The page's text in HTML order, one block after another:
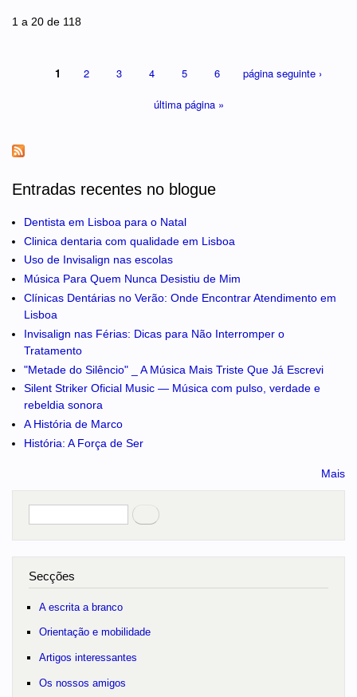
1 a 20 de 118
1 2 3 4 5 6 página seguinte ›
última página »
Entradas recentes no blogue
Dentista em Lisboa para o Natal
Clinica dentaria com qualidade em Lisboa
Uso de Invisalign nas escolas
Música Para Quem Nunca Desistiu de Mim
Clínicas Dentárias no Verão: Onde Encontrar Atendimento em
Lisboa
Invisalign nas Férias: Dicas para Não Interromper o
Tratamento
"Metade do Silêncio" _ A Música Mais Triste Que Já Escrevi
Silent Striker Oficial Music — Música com pulso, verdade e
rebeldia sonora
A História de Marco
História: A Força de Ser
Mais
Pesquisar
no portal
Secções
A escrita a branco
Orientação e mobilidade
Artigos interessantes
Os nossos amigos